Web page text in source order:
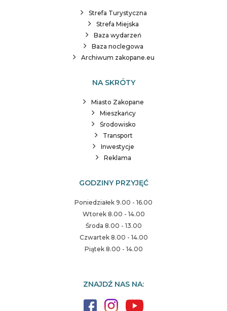
Strefa Turystyczna
Strefa Miejska
Baza wydarzeń
Baza noclegowa
Archiwum zakopane.eu
NA SKRÓTY
Miasto Zakopane
Mieszkańcy
Środowisko
Transport
Inwestycje
Reklama
GODZINY PRZYJĘĆ
Poniedziałek 9.00 - 16.00
Wtorek 8.00 - 14.00
Środa 8.00 - 13.00
Czwartek 8.00 - 14.00
Piątek 8.00 - 14.00
ZNAJDŹ NAS NA: